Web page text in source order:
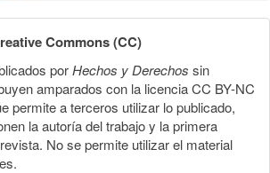
Commons (CC)
porHechos y Derechos sin
amparados con la licencia CC BY-NC
permite a terceros utilizar lo publicado,
la autoría del trabajo y la primera
No se permite utilizar el material